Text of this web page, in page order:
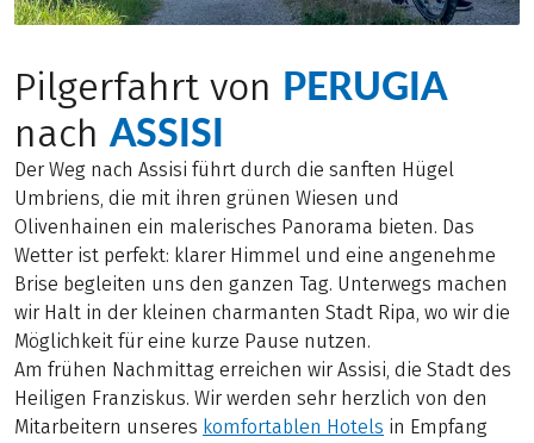
Pilgerfahrt von PERUGIA
nachASSISI
Der Weg nach Assisi führt durch die sanften Hügel
Umbriens, die mit ihren grünen Wiesen und
Olivenhainen ein malerisches Panorama bieten. Das
Wetter ist perfekt: klarer Himmel und eine angenehme
Brise begleiten uns den ganzen Tag. Unterwegs machen
wir Halt in der kleinen charmanten Stadt Ripa, wo wir die
Möglichkeit für eine kurze Pause nutzen.
Am frühen Nachmittag erreichen wir Assisi, die Stadt des
Heiligen Franziskus. Wir werden sehr herzlich von den
Mitarbeitern unseres komfortablen Hotels in Empfang